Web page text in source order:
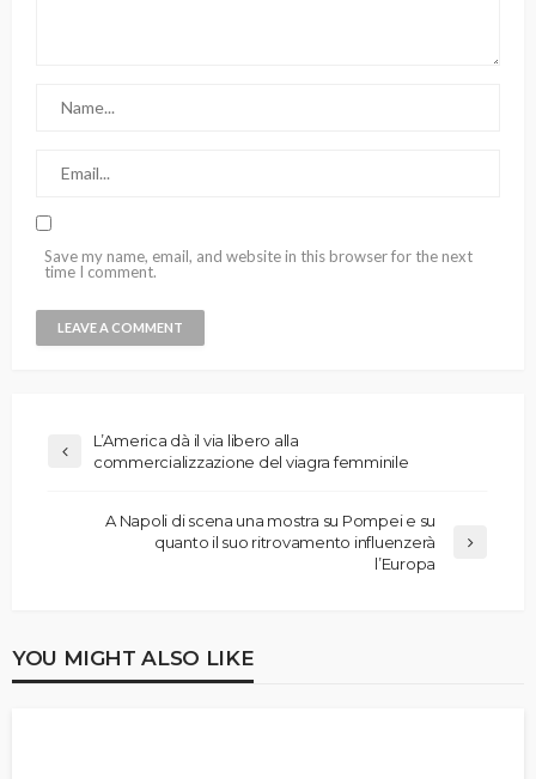
Save my name, email, and website in this browser for the next
time I comment.
L’America dà il via libero alla
commercializzazione del viagra femminile
A Napoli di scena una mostra su Pompei e su
quanto il suo ritrovamento influenzerà
l’Europa
YOU MIGHT ALSO LIKE